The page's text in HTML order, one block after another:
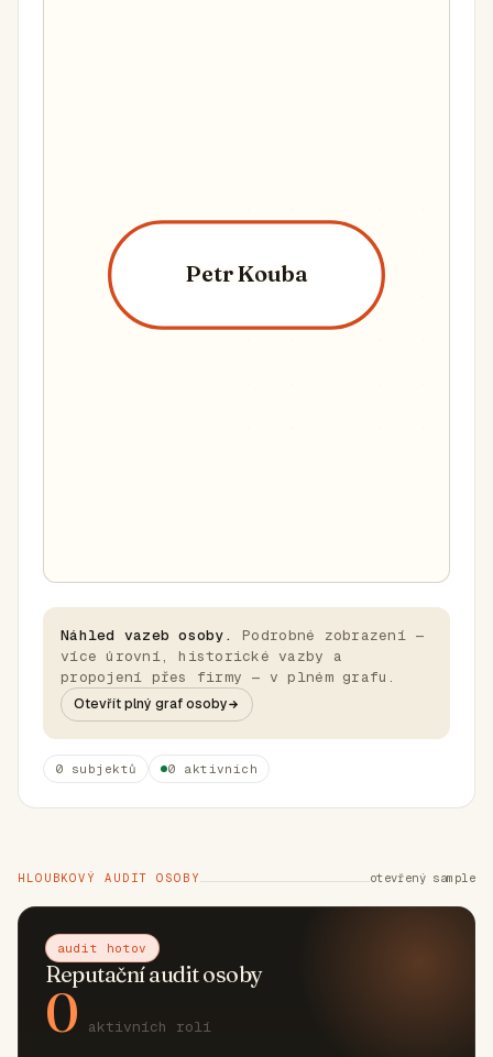
Petr Kouba
Náhled vazeb osoby.
Podrobné zobrazení —
více úrovní, historické vazby a
propojení přes firmy — v plném grafu.
Otevřít plný graf osoby
0 subjektů 0 aktivních
HLOUBKOVÝ AUDIT OSOBY otevřený sample
audit hotov
Reputační audit osoby
0 aktivních rolí